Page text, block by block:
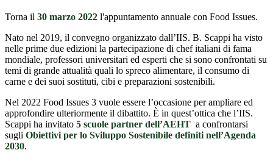
Torna il 30 marzo 2022 l'appuntamento annuale con Food Issues.
Nato nel 2019, il convegno organizzato dall’IIS. B. Scappi ha visto
nelle prime due edizioni la partecipazione di chef italiani di fama
mondiale, professori universitari ed esperti che si sono confrontati su
temi di grande attualità quali lo spreco alimentare, il consumo di
carne e dei suoi sostituti, cibi e preparazioni sostenibili.
Nel 2022 Food Issues 3 vuole essere l’occasione per ampliare ed
approfondire ulteriormente il dibattito. È in quest’ottica che l’IIS.
Scappi ha invitato 5 scuole partner dell’AEHT a confrontarsi
sugli Obiettivi per lo Sviluppo Sostenibile definiti nell’Agenda
2030.